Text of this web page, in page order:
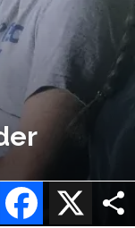
X
Facebook